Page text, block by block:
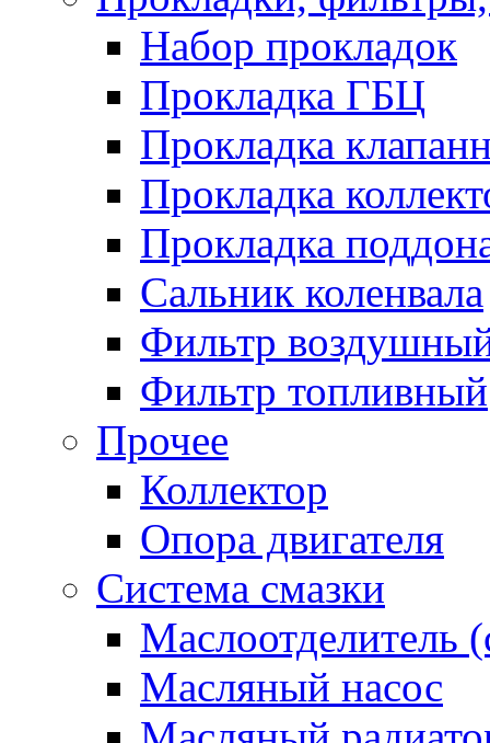
Набор прокладок
Прокладка ГБЦ
Прокладка
Прокладка
Прокладка
Сальник коленвала
Фильтр
Фильтр топливный
Прочее
Коллектор
Опора двигателя
Система смазки
Маслоотделитель
Масляный насос